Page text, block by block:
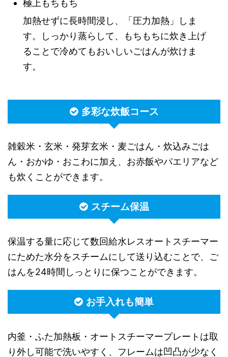
極上もちもち
加熱せずに長時間浸し、「圧力加熱」しま
す。しっかり蒸らして、もちもちに炊き上げ
ることで冷めてもおいしいごはんが炊けま
す。
多彩な炊飯コース
雑穀米・玄米・発芽玄米・麦ごはん・炊込みごは
ん・おかゆ・おこわに加え、お赤飯やパエリアなど
も炊くことができます。
スチーム保温
保温する量に応じて数回給水レスオートスチーマー
にためた水分をスチームにして送り込むことで、ご
はんを24時間しっとりに保つことができます。
お手入れも簡単
内釜・ふた加熱板・オートスチーマープレートは取
り外し可能で洗いやすく、フレームは凹凸が少なく